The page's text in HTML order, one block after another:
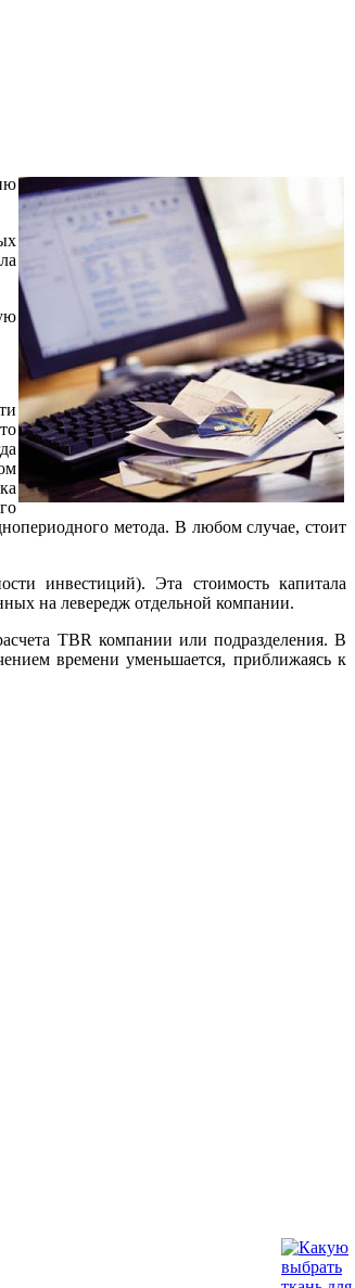
метода. В любом случае, стоит
инвестиций). Эта стоимость капитала
на левередж отдельной компании.
TBR компании или подразделения. В
времени уменьшается, приближаясь к